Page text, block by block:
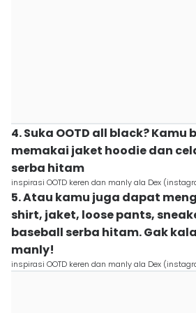
4. Suka OOTD all black? Kamu
memakai jaket hoodie dan
serba hitam
inspirasi OOTD keren dan manly ala Dex
5. Atau kamu juga dapat
shirt, jaket, loose pants,
baseball serba hitam. Gak
manly!
inspirasi OOTD keren dan manly ala Dex